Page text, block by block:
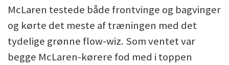
McLaren testede både frontvinge og bagvinger
og kørte det meste af træningen med det
tydelige grønne flow-wiz. Som ventet var
begge McLaren-kørere fod med i toppen